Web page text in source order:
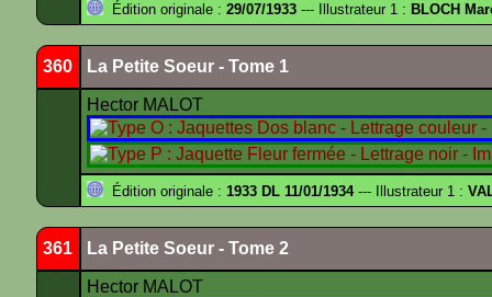
Édition originale : 29/07/1933 --- Illustrateur 1 : BLOCH
360 La Petite Soeur - Tome 1
Hector MALOT
Édition originale : 1933 DL 11/01/1934--- Illustrateur 1 :
361 La Petite Soeur - Tome 2
Hector MALOT